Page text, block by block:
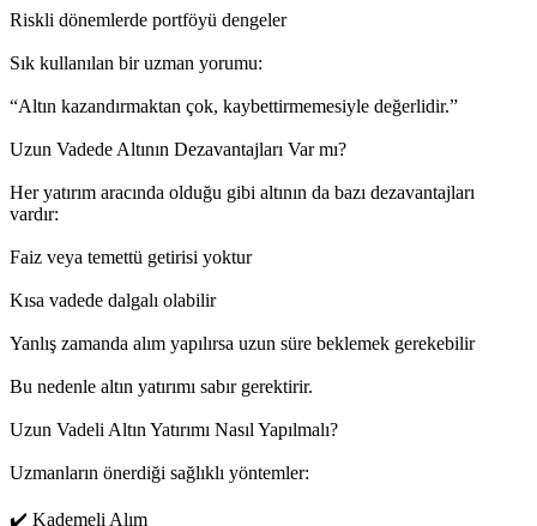
Riskli dönemlerde portföyü dengeler
Sık kullanılan bir uzman yorumu:
“Altın kazandırmaktan çok, kaybettirmemesiyle değerlidir.”
Uzun Vadede Altının Dezavantajları Var mı?
Her yatırım aracında olduğu gibi altının da bazı dezavantajları
vardır:
Faiz veya temettü getirisi yoktur
Kısa vadede dalgalı olabilir
Yanlış zamanda alım yapılırsa uzun süre beklemek gerekebilir
Bu nedenle altın yatırımı sabır gerektirir.
Uzun Vadeli Altın Yatırımı Nasıl Yapılmalı?
Uzmanların önerdiği sağlıklı yöntemler:
✔️ Kademeli Alım